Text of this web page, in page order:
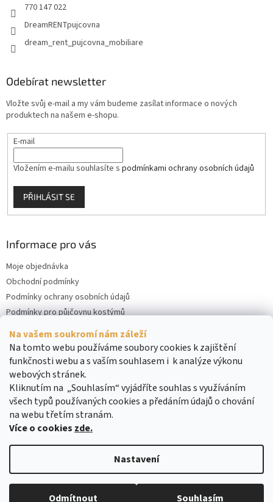
Na vašem soukromí nám záleží
Na tomto webu používáme soubory cookies k zajištění
funkčnosti webu a s vaším souhlasem i k analýze výkonu
webových stránek.
Kliknutím na „Souhlasím“ vyjádříte souhlas s využíváním
všech typů používaných cookies a předáním údajů o chování
na webu třetím stranám.
Více o cookies zde.
Nastavení
Odmítnout Souhlasím
770 147 022
DreamRENTpujcovna
dream_rent_pujcovna_mobiliare
Odebírat newsletter
Vložte svůj e-mail a my vám budeme zasílat informace o nových
produktech na našem e-shopu.
E-mail
Vložením e-mailu souhlasíte s podmínkami ochrany osobních údajů
PŘIHLÁSIT SE
Informace pro vás
Moje objednávka
Obchodní podmínky
Podmínky ochrany osobních údajů
Podmínky pro půjčovnu kostýmů
Kontakty
Cookies
Copyright 2026DreamRENT. Všechna práva vyhrazena.Upravit